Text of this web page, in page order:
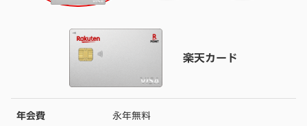
楽天カード
年会費 永年無料